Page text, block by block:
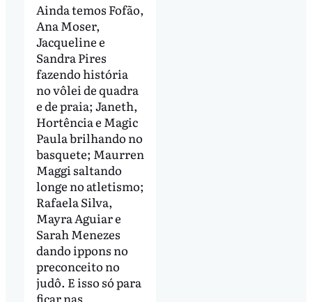
Ainda temos Fofão,
Ana Moser,
Jacqueline e
Sandra Pires
fazendo história
no vôlei de quadra
e de praia; Janeth,
Hortência e Magic
Paula brilhando no
basquete; Maurren
Maggi saltando
longe no atletismo;
Rafaela Silva,
Mayra Aguiar e
Sarah Menezes
dando ippons no
preconceito no
judô. E isso só para
ficar nas